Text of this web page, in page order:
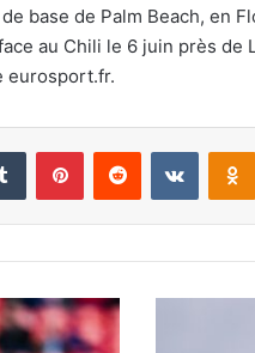
base de Palm Beach, en
au Chili le 6 juin près de
eurosport.fr.
Tumblr PinterestReddit